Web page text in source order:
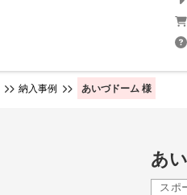
納入事例 あいづドーム 様
あ
スポ